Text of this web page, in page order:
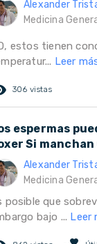
Alexander
Medicina
estos tienen
Leer
306 vistas
espermas
Si
Alexander
Medicina
posible que
bajo ... Leer